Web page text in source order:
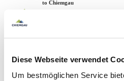
Diese Webseite verwendet
Um bestmöglichen Service
Back to the home page
Welcome to Chiemgau
urlaub@chiemgau.bayern
+49 (861) 988 231-20